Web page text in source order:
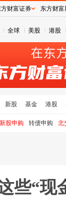
全球 美股 港股
新股 基金 港股
新股申购 转债申购 北
些“现
财富证券 东方财富